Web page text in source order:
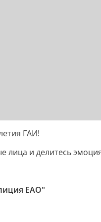
ГАИ!
лица и делитесь
ЕАО"